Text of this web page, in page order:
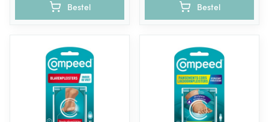
Bestel Bestel